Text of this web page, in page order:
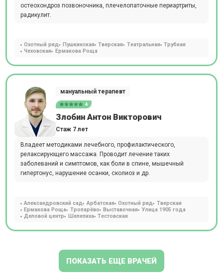
остеохондроз позвоночника, плечелопаточные периартриты,
радикулит.
Охотный ряд Пушкинская Тверская Театральная
Трубная
Чеховская
Ермакова Роща
мануальный терапевт
4
Злобин Антон Викторович
Стаж 7 лет
Владеет методиками лечебного, профилактического,
релаксирующего массажа. Проводит лечение таких
заболеваний и симптомов, как боли в спине, мышечный
гипертонус, нарушение осанки, сколиоз и др.
Александровский сад Арбатская Охотный ряд
Тверская
Ермакова Роща
Тропарёво Выставочная
Улица 1905 года
Деловой центр
Шелепиха Тестовская
ПОКАЗАТЬ ЕЩЕ ВРАЧЕЙ